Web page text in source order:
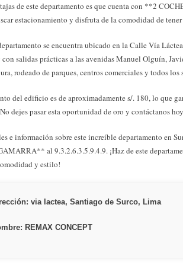
de este departamento es que cuenta con **2
estacionamiento y disfruta de la comodidad de
se encuentra ubicado en la Calle Vía
con salidas prácticas a las avenidas Manuel Olguín,
rodeado de parques, centros comerciales y todos los
del edificio es de aproximadamente s/. 180, lo que
dejes pasar esta oportunidad de oro y contáctanos
e información sobre este increíble departamento en
al 9.3.2.6.3.5.9.4.9. ¡Haz de este
y estilo!
via lactea, Santiago de Surco, Lima
REMAX CONCEPT